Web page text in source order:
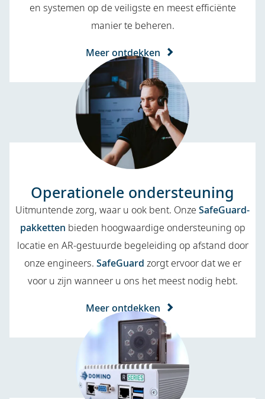
en systemen op de veiligste en meest efficiënte
manier te beheren.
Meer ontdekken
Operationele ondersteuning
Uitmuntende zorg, waar u ook bent. Onze SafeGuard-
pakketten bieden hoogwaardige ondersteuning op
locatie en AR-gestuurde begeleiding op afstand door
onze engineers. SafeGuard zorgt ervoor dat we er
voor u zijn wanneer u ons het meest nodig hebt.
Meer ontdekken